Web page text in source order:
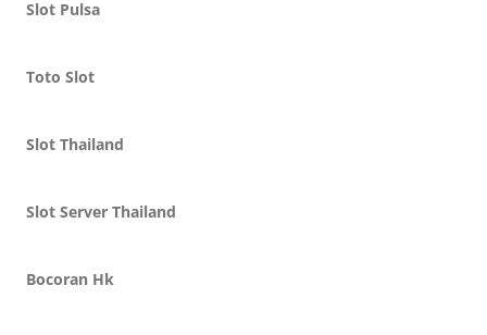
Slot Pulsa
Toto Slot
Slot Thailand
Slot Server Thailand
Bocoran Hk